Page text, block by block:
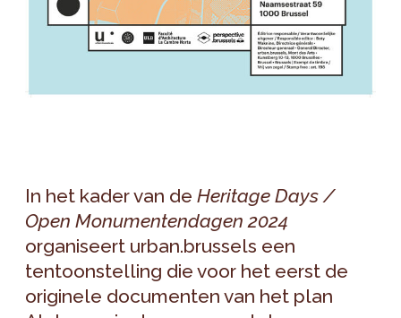
In het kader van deHeritage Days /
Open Monumentendagen 2024
organiseert urban.brussels een
tentoonstelling die voor het eerst de
originele documenten van het plan